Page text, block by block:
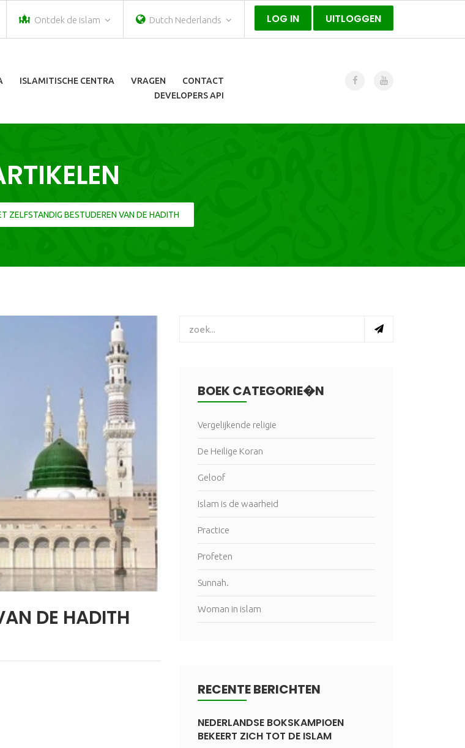
Ontdek de islam Dutch Nederlands LOG IN UITLOGGEN
ISLAMITISCHE CENTRA VRAGEN
CONTACT
DEVELOPERS API
ZELFSTANDIG BESTUDEREN VAN DE HADITH
DE HADITH
BOEK CATEGORIE�N
Vergelijkende religie
De Heilige Koran
Geloof
Islam is de waarheid
Practice
Profeten
Sunnah.
Woman in islam
RECENTE BERICHTEN
NEDERLANDSE BOKSKAMPIOEN
BEKEERT ZICH TOT DE ISLAM